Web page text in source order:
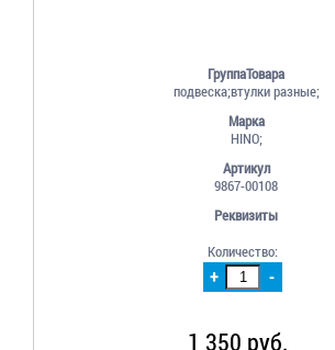
ГруппаТовара
подвеска;втулки разные;
Марка
HINO;
Артикул
9867-00108
Реквизиты
+ -
Количество:
1 350 руб.